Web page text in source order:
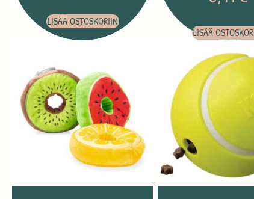
LISÄÄ OSTOSKORIIN
LISÄÄ